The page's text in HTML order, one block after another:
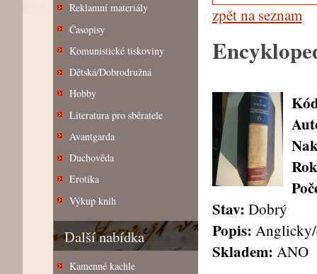
Reklamní materiály
Časopisy
Komunistické tiskoviny
Dětská/Dobrodružná
Hobby
Literatura pro sběratele
Avantgarda
Duchověda
Erotika
Výkup knih
Další nabídka
Kamenné kachle
zpět na seznam
Stav: Dobrý
Popis: Anglicky/
Skladem: ANO